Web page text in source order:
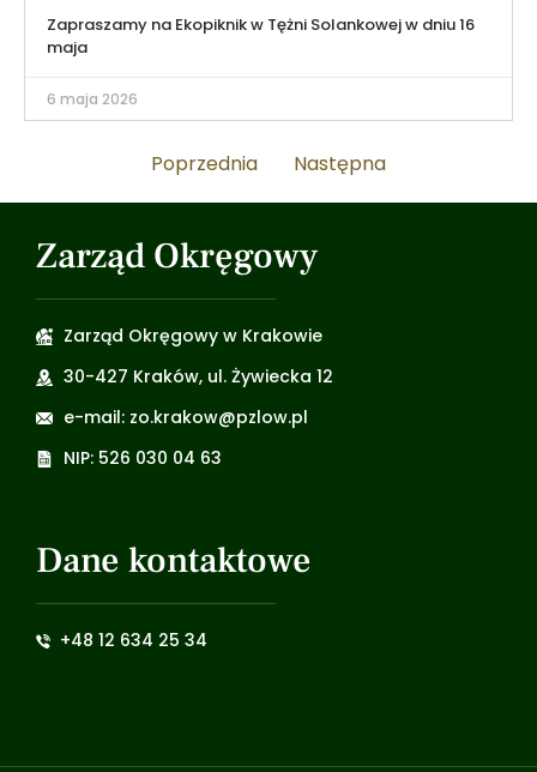
Zapraszamy na Ekopiknik w Tężni Solankowej w dniu 16
maja
6 maja 2026
Poprzednia Następna
Zarząd Okręgowy
Zarząd Okręgowy w Krakowie
30-427 Kraków, ul. Żywiecka 12
e-mail: zo.krakow@pzlow.pl
NIP: 526 030 04 63
Dane kontaktowe
+48 12 634 25 34